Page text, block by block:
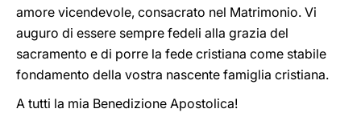
amore vicendevole, consacrato nel Matrimonio. Vi
auguro di essere sempre fedeli alla grazia del
sacramento e di porre la fede cristiana come stabile
fondamento della vostra nascente famiglia cristiana.
A tutti la mia Benedizione Apostolica!